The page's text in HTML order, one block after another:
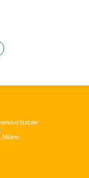
Statale
Milano
iniziale della scuola